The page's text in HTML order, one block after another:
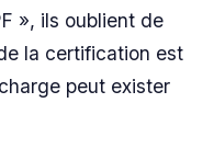
», ils oublient de
la certification est
peut exister